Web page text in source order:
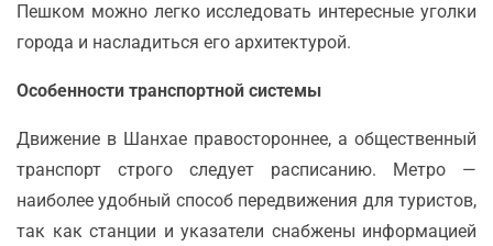
Пешком можно легко исследовать интересные уголки
города и насладиться его архитектурой.
Особенности транспортной системы
Движение в Шанхае правостороннее, а общественный
транспорт строго следует расписанию. Метро —
наиболее удобный способ передвижения для туристов,
так как станции и указатели снабжены информацией